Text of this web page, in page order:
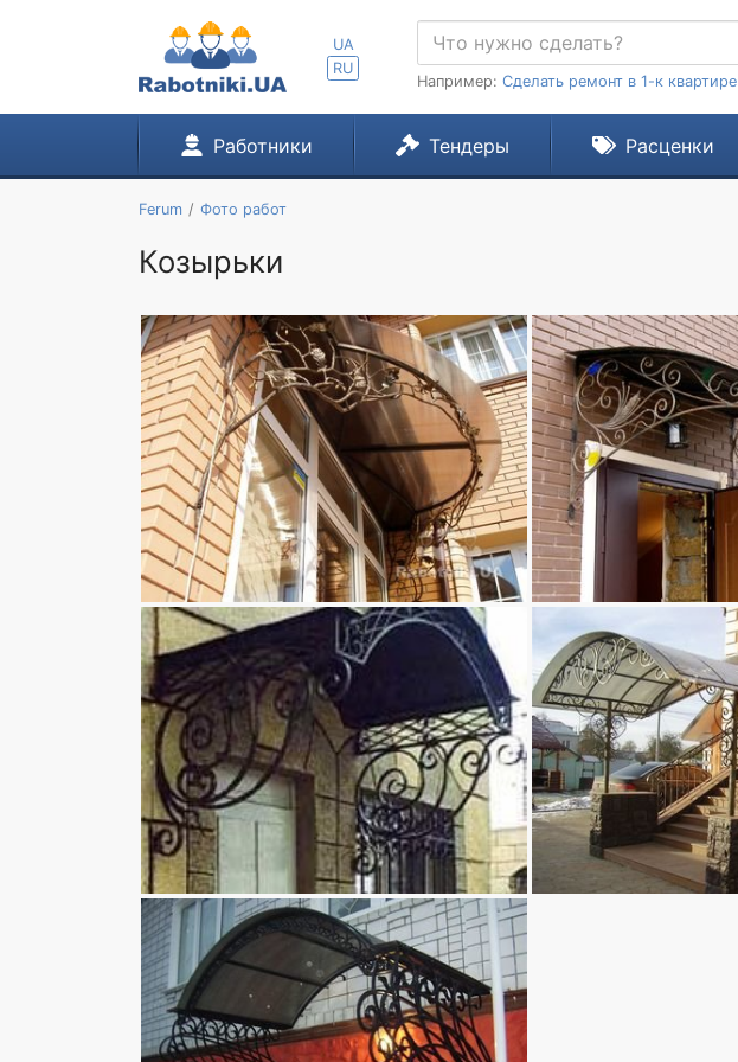
UA
RU
Например: Сделать ремонт в 1-к квартире
Работники Тендеры Расценки
Ferum Фото работ
Козырьки